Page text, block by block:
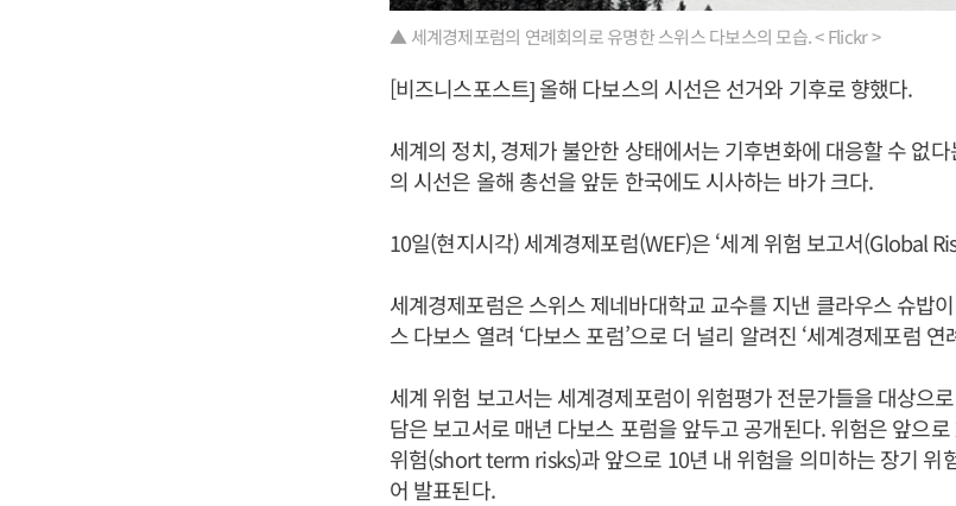
▲ 세계경제포럼의 연례회의로 유명한 스위스 다보스의 모습. < Flickr >
[비즈니스포스트] 올해 다보스의 시선은 선거와 기후로 향했다.
세계의 정치, 경제가 불안한 상태에서는 기후변화에 대응할 수 없
의 시선은 올해 총선을 앞둔 한국에도 시사하는 바가 크다.
10일(현지시각) 세계경제포럼(WEF)은 ‘세계 위험 보고서(Global
세계경제포럼은 스위스 제네바대학교 교수를 지낸 클라우스 슈밥
스 다보스 열려 ‘다보스 포럼’으로 더 널리 알려진 ‘세계경제포럼 연
세계 위험 보고서는 세계경제포럼이 위험평가 전문가들을 대상으
담은 보고서로 매년 다보스 포럼을 앞두고 공개된다. 위험은 앞으
위험(short term risks)과 앞으로 10년 내 위험을 의미하는 장기
어 발표된다.